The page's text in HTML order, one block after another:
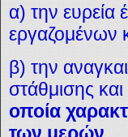
α) την
εργαζομένων
β) την
στάθμισης
οποία